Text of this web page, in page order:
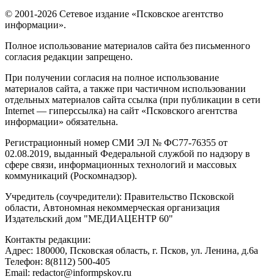
© 2001-2026 Сетевое издание «Псковское агентство
информации».
Полное использование материалов сайта без письменного
согласия редакции запрещено.
При получении согласия на полное использование
материалов сайта, а также при частичном использовании
отдельных материалов сайта ссылка (при публикации в сети
Internet — гиперссылка) на сайт «Псковского агентства
информации» обязательна.
Регистрационный номер СМИ ЭЛ № ФС77-76355 от
02.08.2019, выданный Федеральной службой по надзору в
сфере связи, информационных технологий и массовых
коммуникаций (Роскомнадзор).
Учредитель (соучредители): Правительство Псковской
области, Автономная некоммерческая организация
Издательский дом "МЕДИАЦЕНТР 60"
Контакты редакции:
Адреc: 180000, Псковская область, г. Псков, ул. Ленина, д.6а
Телефон: 8(8112) 500-405
Email: redactor@informpskov.ru